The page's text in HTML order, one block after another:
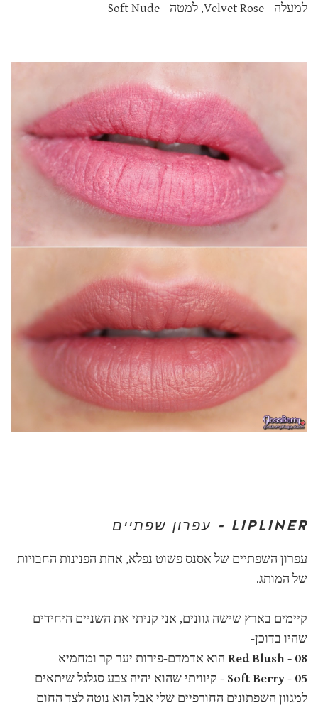
למעלה - Velvet Rose, למטה - Soft Nude
LIPLINER - עפרון שפתיים
עפרון השפתיים של אסנס פשוט נפלא, אחת הפנינות החבויות
של המותג.
קיימים בארץ שישה גוונים, אני קניתי את השניים היחידים
שהיו בדוכן-
08 - Red Blush
הוא אדמדם-פירות יער קר ומחמיא
05 - Soft Berry -
קיוויתי שהוא יהיה צבע סגלגל שיתאים
למגוון השפתונים החורפיים שלי אבל הוא נוטה לצד החום